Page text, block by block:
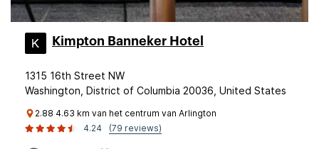
Kimpton Banneker Hotel
1315 16th Street NW
Washington, District of Columbia 20036, United States
2.88 4.63 km van het centrum van Arlington
4.24
(79 reviews)